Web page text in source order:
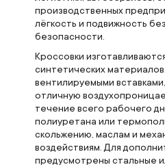
производственных
лёгкость и подвижность
безопасности.
Кроссовки
синтетических
вентилируемыми
отличную
течение всего рабочего
полиуретана или
скольжению, маслам и
воздействиям. Для
предусмотрены стальные